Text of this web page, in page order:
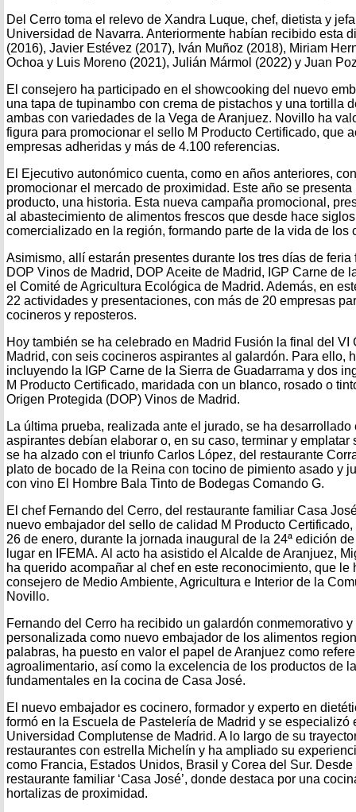
Del Cerro toma el relevo de Xandra Luque, chef, dietista y
Universidad de Navarra. Anteriormente habían recibido esta
(2016), Javier Estévez (2017), Iván Muñoz (2018), Miriam
Ochoa y Luis Moreno (2021), Julián Mármol (2022) y Juan
El consejero ha participado en el showcooking del nuevo
una tapa de tupinambo con crema de pistachos y una tortilla
ambas con variedades de la Vega de Aranjuez. Novillo ha
figura para promocionar el sello M Producto Certificado, que
empresas adheridas y más de 4.100 referencias.
El Ejecutivo autonómico cuenta, como en años anteriores,
promocionar el mercado de proximidad. Este año se
producto, una historia. Esta nueva campaña promocional,
al abastecimiento de alimentos frescos que desde hace
comercializado en la región, formando parte de la vida de los
Asimismo, allí estarán presentes durante los tres días de
DOP Vinos de Madrid, DOP Aceite de Madrid, IGP Carne de
el Comité de Agricultura Ecológica de Madrid. Además, en
22 actividades y presentaciones, con más de 20 empresas
cocineros y reposteros.
Hoy también se ha celebrado en Madrid Fusión la final del VI
Madrid, con seis cocineros aspirantes al galardón. Para ello,
incluyendo la IGP Carne de la Sierra de Guadarrama y dos
M Producto Certificado, maridada con un blanco, rosado o
Origen Protegida (DOP) Vinos de Madrid.
La última prueba, realizada ante el jurado, se ha
aspirantes debían elaborar o, en su caso, terminar y
se ha alzado con el triunfo Carlos López, del restaurante
plato de bocado de la Reina con tocino de pimiento asado y
con vino El Hombre Bala Tinto de Bodegas Comando G.
El chef Fernando del Cerro, del restaurante familiar Casa
nuevo embajador del sello de calidad M Producto
26 de enero, durante la jornada inaugural de la 24ª edición
lugar en IFEMA. Al acto ha asistido el Alcalde de Aranjuez,
ha querido acompañar al chef en este reconocimiento, que le
consejero de Medio Ambiente, Agricultura e Interior de la
Novillo.
Fernando del Cerro ha recibido un galardón conmemorativo
personalizada como nuevo embajador de los alimentos
palabras, ha puesto en valor el papel de Aranjuez como
agroalimentario, así como la excelencia de los productos de
fundamentales en la cocina de Casa José.
El nuevo embajador es cocinero, formador y experto en
formó en la Escuela de Pastelería de Madrid y se especializó
Universidad Complutense de Madrid. A lo largo de su
restaurantes con estrella Michelín y ha ampliado su
como Francia, Estados Unidos, Brasil y Corea del Sur.
restaurante familiar ‘Casa José’, donde destaca por una
hortalizas de proximidad.